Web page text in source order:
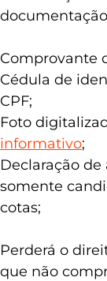
Comprovante
Cédula de
CPF;
Foto
informativo;
Declaração
somente
cotas;
Perderá o
que não